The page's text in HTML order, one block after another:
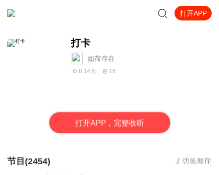
打开APP
打卡
如荷存在
8.14万 16
打开APP，完整收听
节目(2454) 切换顺序